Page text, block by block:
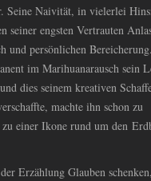
Seine Naivität, in vielerlei
seiner engsten Vertrauten
und persönlichen
im Marihuanarausch sein
dies seinem kreativen
machte ihn schon zu
einer Ikone rund um den
Erzählung Glauben